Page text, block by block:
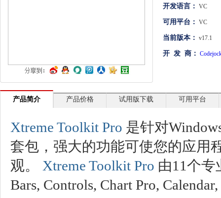
项目管理与业务逻辑
网络通讯
程序安全
开发测试与优化
智能设备开发
其它
开发语言： VC
可用平台： VC
当前版本： v17.1
开 发 商：
产品简介 产品价格 试用版下载 可用平台
Xtreme Toolkit Pro 是针对
套包，强大的功能可使您的应用
观。 Xtreme Toolkit Pro 由11个专
Bars, Controls, Chart Pro,